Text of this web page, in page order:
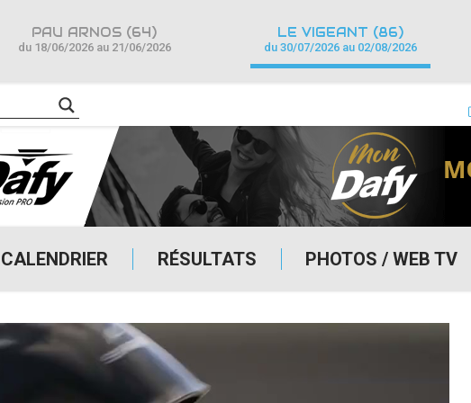
CALENDRIER RÉSULTATS PHOTOS / WEB TV
PAU ARNOS (64)
du 18/06/2026 au 21/06/2026
LE VIGEANT (86)
du 30/07/2026 au 02/08/2026